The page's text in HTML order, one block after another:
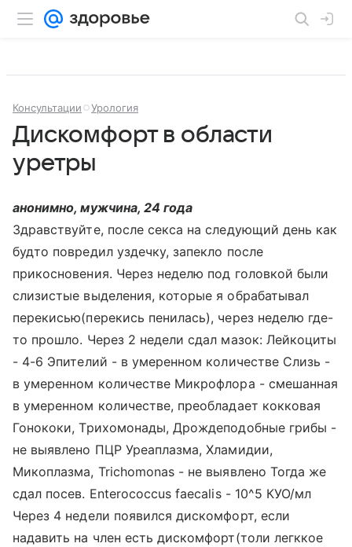
Консультации Урология
Дискомфорт в области
уретры
анонимно, мужчина, 24 года
Здравствуйте, после секса на следующий день как
будто повредил уздечку, запекло после
прикосновения. Через неделю под головкой были
слизистые выделения, которые я обрабатывал
перекисью(перекись пенилась), через неделю где-
то прошло. Через 2 недели сдал мазок: Лейкоциты
- 4-6 Эпителий - в умеренном количестве Слизь -
в умеренном количестве Микрофлора - смешанная
в умеренном количестве, преобладает кокковая
Гонококи, Трихомонады, Дрождеподобные грибы -
не выявлено ПЦР Уреаплазма, Хламидии,
Микоплазма, Trichomonas - не выявлено Тогда же
сдал посев. Enterococcus faecalis - 10^5 КУО/мл
Через 4 недели появился дискомфорт, если
надавить на член есть дискомфорт(толи легккое